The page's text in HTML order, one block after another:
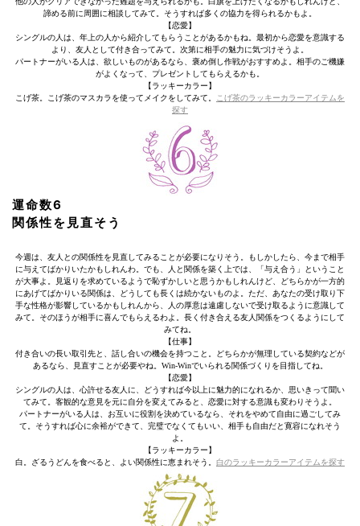
諦める前に周囲に相談してみて。そうすれば多くの協力を得られるかもよ。
【恋愛】
シングルの人は、年上の人から紹介してもらうことがあるかもね。最初から恋愛を意識する
より、友人として付き合ってみて。次第に相手の魅力に気づけそうよ。
パートナーがいる人は、欲しいものがあるなら、褒め倒し作戦がおすすめよ。相手のご機嫌
がよくなって、プレゼントしてもらえるかも。
【ラッキーカラー】
こげ茶。こげ茶のマスカラを使ってメイクをしてみて。
こげ茶のラッキーカラーアイテムを
探す
運命数6
関係性を見直そう
今週は、友人との関係性を見直してみることが必要になりそう。もしかしたら、今まで相手
に与えてばかりいたかもしれんわ。でも、人と関係を築く上では、「与え合う」ということ
が大事よ。見返りを求めているようで恥ずかしいと思うかもしれんけど、どちらかが一方的
にあげてばかりいる関係は、どうしても長くは続かないものよ。ただ、あなたの受け取り下
手な性格が影響しているかもしれんから、人の厚意は遠慮しないで受け取るように意識して
みて。そのほうが相手に喜んでもらえるわよ。長く付き合える友人関係をつくるようにして
みてね。
【仕事】
付き合いの長い取引先と、話し合いの機会を持つこと。どちらかが無理している契約などが
あるなら、見直すことが必要やね。Win-Winでいられる関係づくりを目指してね。
【恋愛】
シングルの人は、心許せる友人に、どうすれば今以上に魅力的になれるか、思いきって聞い
てみて。客観的な意見を元に自分を変えてみると、恋愛に対する意識も変わりそうよ。
パートナーがいる人は、お互いに役割を決めているなら、それをやめて自由に過ごしてみ
て。そうすれば心に余裕ができて、完璧でなくてもいい、相手も自由だと寛容になれそう
よ。
【ラッキーカラー】
白。ざるうどんを食べると、よい関係性に恵まれそう。 白のラッキーカラーアイテムを探す